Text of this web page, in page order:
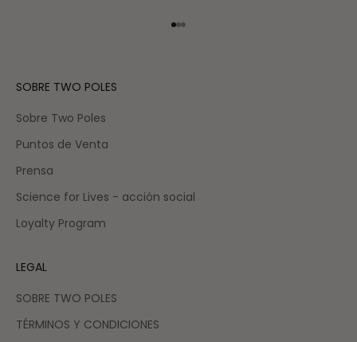
Ir al artículo 1
Ir al artículo 2
Ir al artículo 3
SOBRE TWO POLES
Sobre Two Poles
Puntos de Venta
Prensa
Science for Lives - acción social
Loyalty Program
LEGAL
SOBRE TWO POLES
TÉRMINOS Y CONDICIONES